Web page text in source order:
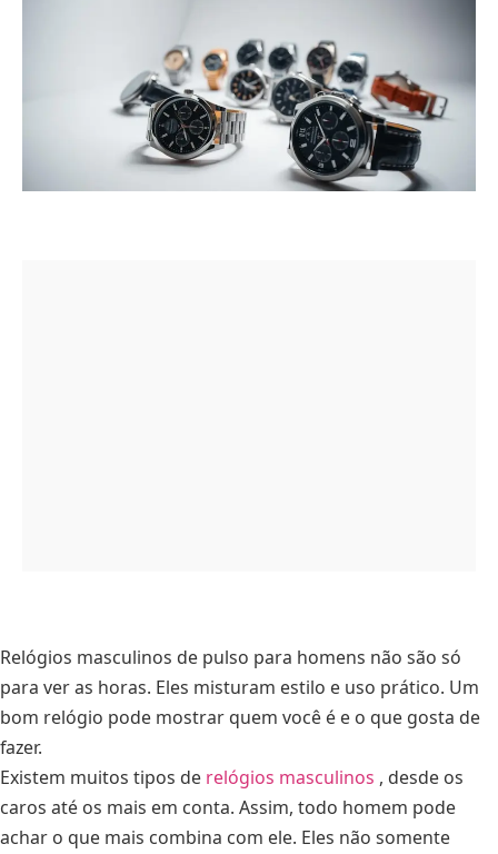
Relógios masculinos de pulso para homens não são só
para ver as horas. Eles misturam estilo e uso prático. Um
bom relógio pode mostrar quem você é e o que gosta de
fazer.
Existem muitos tipos de relógios masculinos , desde os
caros até os mais em conta. Assim, todo homem pode
achar o que mais combina com ele. Eles não somente